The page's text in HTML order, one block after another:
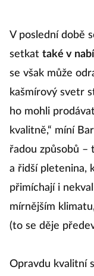
V poslední době
setkat také v
se však může
kašmírový svetr
ho mohli
kvalitně,“ míní
řadou způsobů –
a řidší pletenina,
přimíchají i
mírnějším
(to se děje
Opravdu kvalitní